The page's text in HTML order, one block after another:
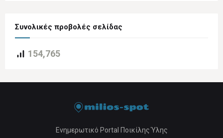
Συνολικές προβολές σελίδας
154,765
Ενημερωτικό Portal Ποικίλης Ύλης